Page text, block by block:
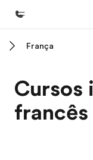
Programas
Saiba tudo que
França
Cursos
francês